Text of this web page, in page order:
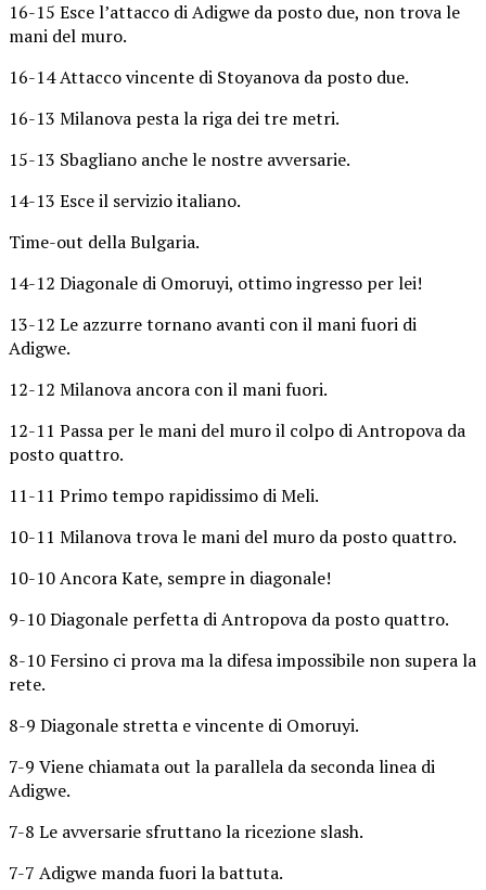
16-15 Esce l’attacco di Adigwe da posto due, non trova le
mani del muro.
16-14 Attacco vincente di Stoyanova da posto due.
16-13 Milanova pesta la riga dei tre metri.
15-13 Sbagliano anche le nostre avversarie.
14-13 Esce il servizio italiano.
Time-out della Bulgaria.
14-12 Diagonale di Omoruyi, ottimo ingresso per lei!
13-12 Le azzurre tornano avanti con il mani fuori di
Adigwe.
12-12 Milanova ancora con il mani fuori.
12-11 Passa per le mani del muro il colpo di Antropova da
posto quattro.
11-11 Primo tempo rapidissimo di Meli.
10-11 Milanova trova le mani del muro da posto quattro.
10-10 Ancora Kate, sempre in diagonale!
9-10 Diagonale perfetta di Antropova da posto quattro.
8-10 Fersino ci prova ma la difesa impossibile non supera la
rete.
8-9 Diagonale stretta e vincente di Omoruyi.
7-9 Viene chiamata out la parallela da seconda linea di
Adigwe.
7-8 Le avversarie sfruttano la ricezione slash.
7-7 Adigwe manda fuori la battuta.